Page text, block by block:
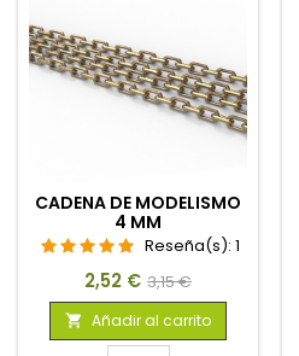
CADENA DE MODELISMO
4 MM
Reseña(s): 1
Precio
2,52 € Precio
base
3,15 €
 Añadir al carrito